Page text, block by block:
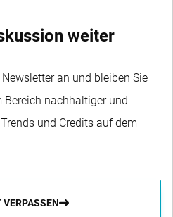
weiter
an und bleiben Sie
Bereich nachhaltiger und
und Credits auf dem
VERPASSEN